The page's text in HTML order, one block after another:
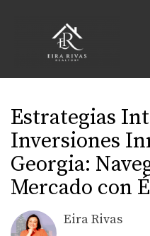
Estrategias
Inversiones
Georgia:
Mercado con
Eira Rivas